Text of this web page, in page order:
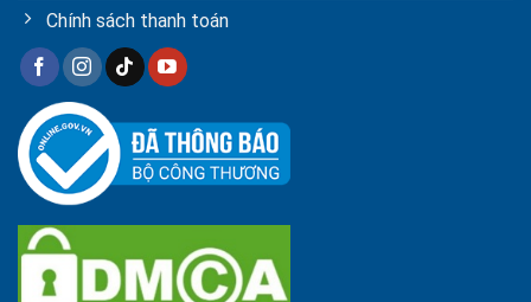
Chính sách thanh toán